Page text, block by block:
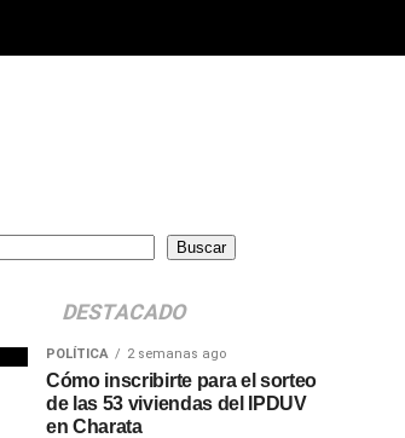
Buscar
DESTACADO
POLÍTICA 2 semanas ago
Cómo inscribirte para el sorteo
de las 53 viviendas del IPDUV
en Charata